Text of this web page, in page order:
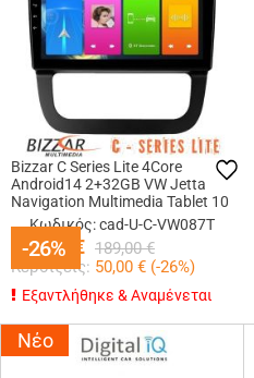
-26%
Bizzar C Series Lite 4Core
Android14 2+32GB VW Jetta
Navigation Multimedia Tablet 10
Κωδικός: cad-U-C-VW087T
139,00 € 189,00 €
Κερδίζεις: 50,00 € (-26%)
-26%
Εξαντλήθηκε & Αναμένεται
Νέο